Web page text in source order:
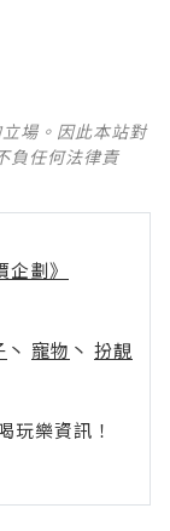
場。因此本站對
負任何法律責
劃》
丶 寵物 丶 扮靚
樂資訊！